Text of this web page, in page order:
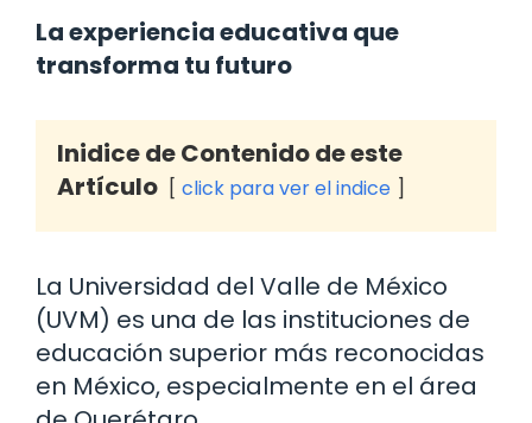
La experiencia educativa que
transforma tu futuro
Inidice de Contenido de este
Artículo
click para ver el indice
La Universidad del Valle de México
(UVM) es una de las instituciones de
educación superior más reconocidas
en México, especialmente en el área